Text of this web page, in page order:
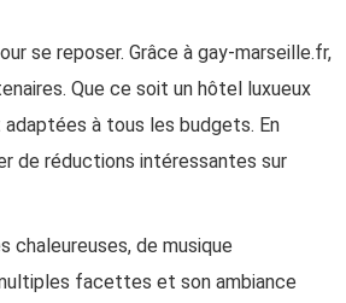
se reposer. Grâce à gay-marseille.fr,
Que ce soit un hôtel luxueux
à tous les budgets. En
de réductions intéressantes sur
chaleureuses, de musique
facettes et son ambiance